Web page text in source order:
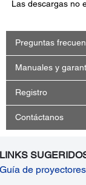
Las descargas no
Preguntas
Manuales y
Registro
Contáctanos
LINKS
Guía de proyectores